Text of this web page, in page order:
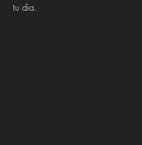
tu dia.